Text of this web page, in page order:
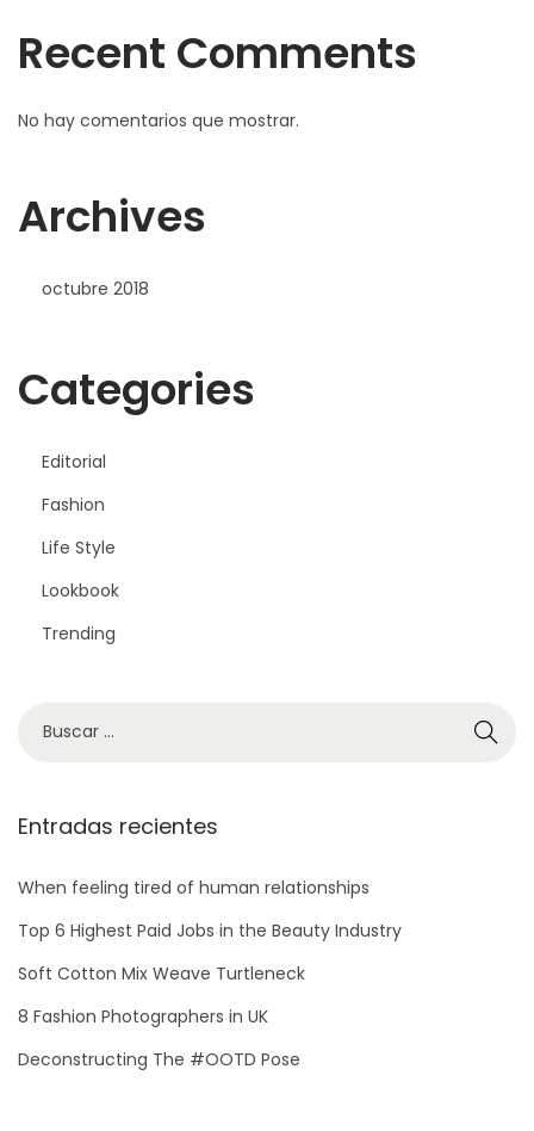
Recent Comments
No hay comentarios que mostrar.
Archives
octubre 2018
Categories
Editorial
Fashion
Life Style
Lookbook
Trending
Entradas recientes
When feeling tired of human relationships
Top 6 Highest Paid Jobs in the Beauty Industry
Soft Cotton Mix Weave Turtleneck
8 Fashion Photographers in UK
Deconstructing The #OOTD Pose